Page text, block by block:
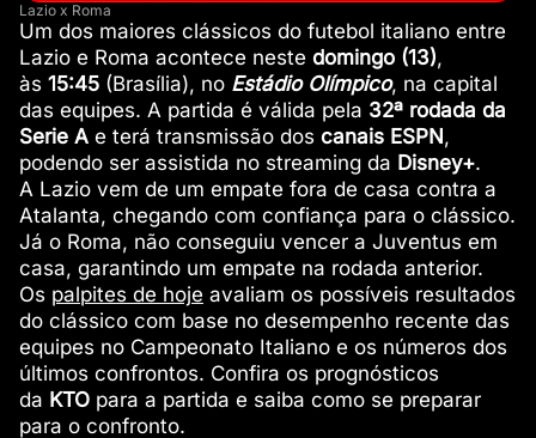
Lazio x Roma
Um dos maiores clássicos do futebol italiano entre
Lazio e Roma acontece neste domingo (13),
às 15:45(Brasília), no Estádio Olímpico, na capital
das equipes. A partida é válida pela 32ª rodada da
Serie Ae terá transmissão dos canais ESPN ,
podendo ser assistida no streaming da Disney+.
A Lazio vem de um empate fora de casa contra a
Atalanta, chegando com confiança para o clássico.
Já o Roma, não conseguiu vencer a Juventus em
casa, garantindo um empate na rodada anterior.
Os palpites de hoje avaliam os possíveis resultados
do clássico com base no desempenho recente das
equipes no Campeonato Italiano e os números dos
últimos confrontos. Confira os prognósticos
da KTO para a partida e saiba como se preparar
para o confronto.